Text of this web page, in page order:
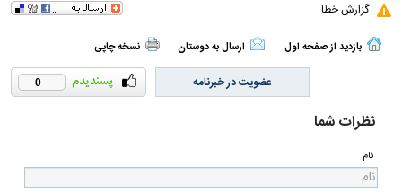
گزارش خطا
بازدید از صفحه اول ارسال به دوستان نسخه چاپی
0 عضویت در خبرنامه
نظرات شما
نام